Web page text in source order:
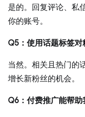
是的。回复评论、私
你的账号。
Q5：使用话题标签对
当然。相关且热门的
增长新粉丝的机会。
Q6：付费推广能帮助